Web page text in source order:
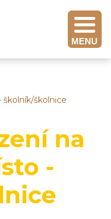
MENU
školnice
na
-